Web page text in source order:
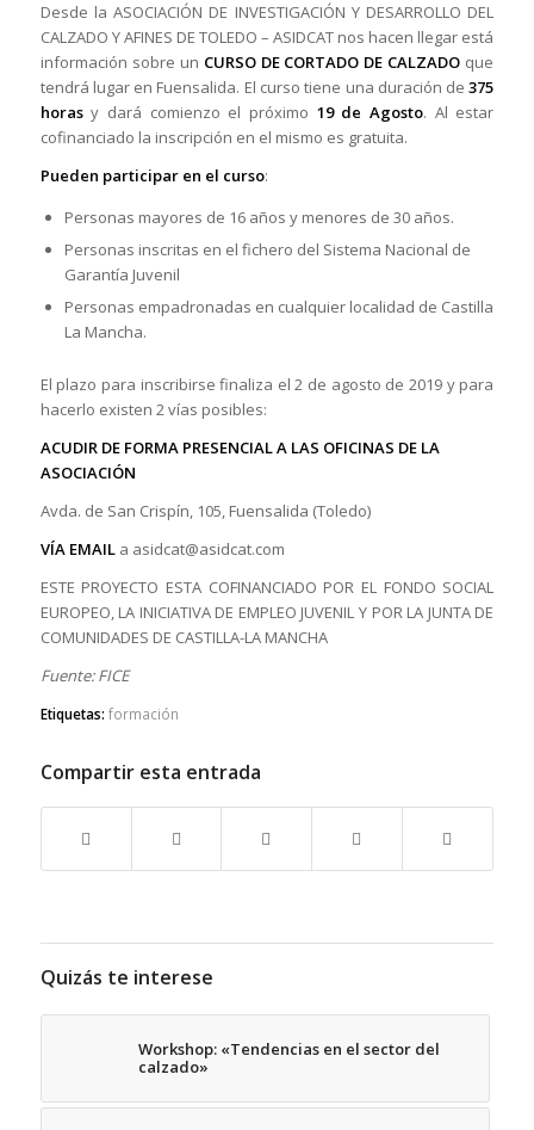
Desde la ASOCIACIÓN DE INVESTIGACIÓN Y DESARROLLO DEL
CALZADO Y AFINES DE TOLEDO – ASIDCAT nos hacen llegar está
información sobre un CURSO DE CORTADO DE CALZADO que
tendrá lugar en Fuensalida. El curso tiene una duración de375
horasy dará comienzo el próximo 19 de Agosto. Al estar
cofinanciado la inscripción en el mismo es gratuita.
Pueden participar en el curso:
Personas mayores de 16 años y menores de 30 años.
Personas inscritas en el fichero del Sistema Nacional de
Garantía Juvenil
Personas empadronadas en cualquier localidad de Castilla
La Mancha.
El plazo para inscribirse finaliza el 2 de agosto de 2019 y para
hacerlo existen 2 vías posibles:
ACUDIR DE FORMA PRESENCIAL A LAS OFICINAS DE LA
ASOCIACIÓN
Avda. de San Crispín, 105, Fuensalida (Toledo)
VÍA EMAILa asidcat@asidcat.com
ESTE PROYECTO ESTA COFINANCIADO POR EL FONDO SOCIAL
EUROPEO, LA INICIATIVA DE EMPLEO JUVENIL Y POR LA JUNTA DE
COMUNIDADES DE CASTILLA-LA MANCHA
Fuente: FICE
Etiquetas: formación
Compartir esta entrada
Quizás te interese
Workshop: «Tendencias en el sector del
calzado»